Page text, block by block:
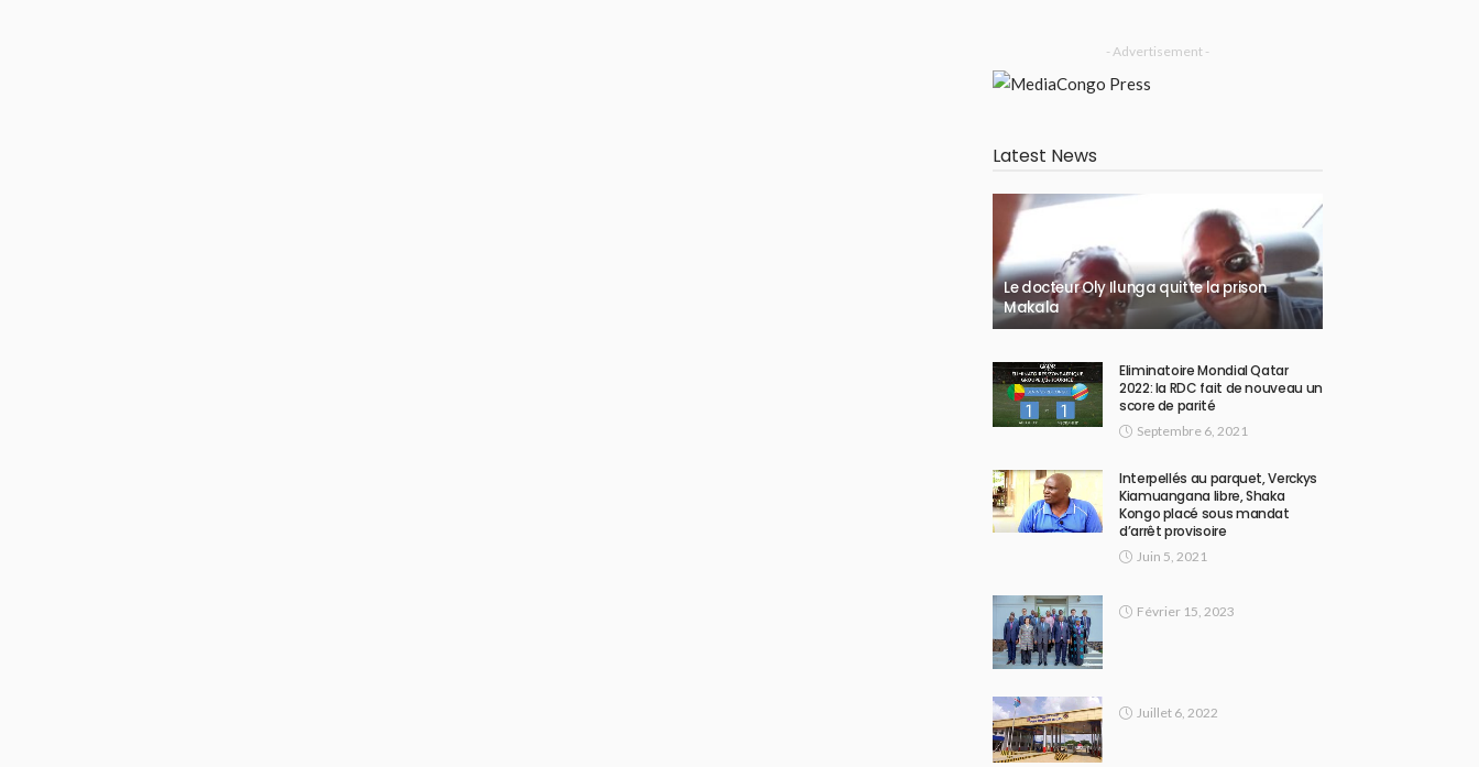
- Advertisement -
Latest News
Le docteur Oly Ilunga quitte la prison
Makala
Eliminatoire Mondial Qatar
2022: la RDC fait de nouveau un
score de parité
Septembre 6, 2021
Interpellés au parquet, Verckys
Kiamuangana libre, Shaka
Kongo placé sous mandat
d’arrêt provisoire
Juin 5, 2021
Février 15, 2023
Juillet 6, 2022